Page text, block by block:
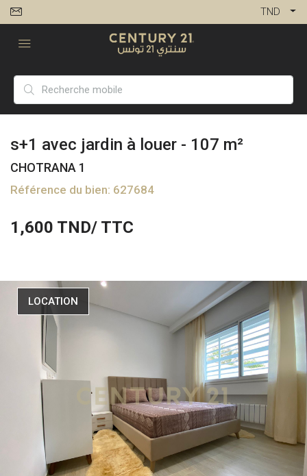
TND
s+1 avec jardin à louer - 107 m²
CHOTRANA 1
Référence du bien: 627684
1,600 TND/ TTC
LOCATION